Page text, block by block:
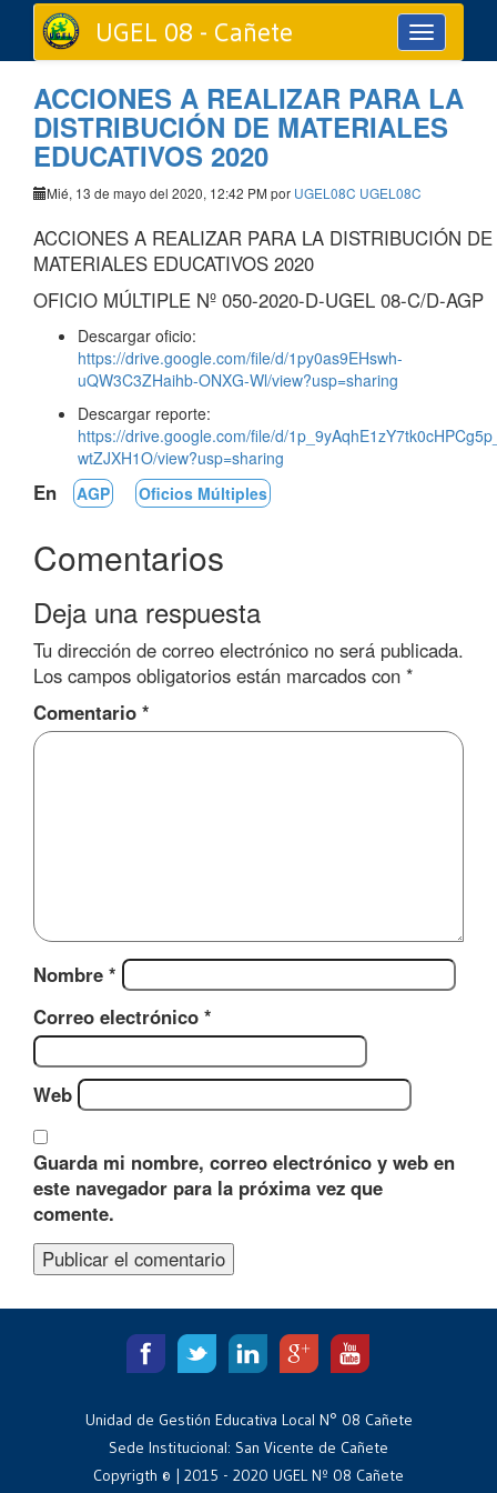
Toggle
navigation
UGEL 08 - Cañete
ACCIONES A REALIZAR PARA LA
DISTRIBUCIÓN DE MATERIALES
EDUCATIVOS 2020
Mié, 13 de mayo del 2020, 12:42 PM por UGEL08C UGEL08C
ACCIONES A REALIZAR PARA LA DISTRIBUCIÓN DE
MATERIALES EDUCATIVOS 2020
OFICIO MÚLTIPLE Nº 050-2020-D-UGEL 08-C/D-AGP
Descargar oficio:
https://drive.google.com/file/d/1py0as9EHswh-
uQW3C3ZHaihb-ONXG-Wl/view?usp=sharing
Descargar reporte:
https://drive.google.com/file/d/
wtZJXH1O/view?usp=sharing
En AGP Oficios Múltiples
Comentarios
Deja una respuesta
Tu dirección de correo electrónico no será publicada.
Los campos obligatorios están marcados con *
Comentario *
Nombre *
Correo electrónico *
Web
Guarda mi nombre, correo electrónico y web en
este navegador para la próxima vez que
comente.
Unidad de Gestión Educativa Local N° 08 Cañete
Sede Institucional: San Vicente de Cañete
Copyrigth © | 2015 - 2020 UGEL Nº 08 Cañete